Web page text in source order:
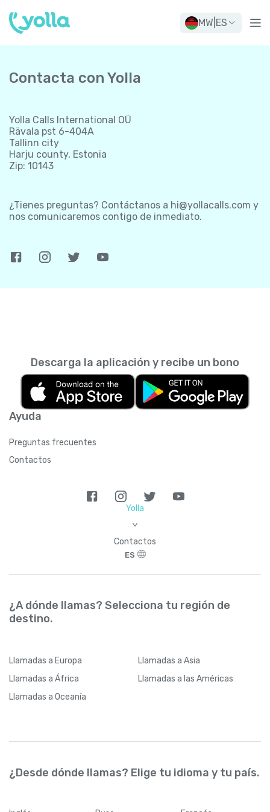
MW ES
Contacta con Yolla
Yolla Calls International OÜ
Rävala pst 6-404A
Tallinn city
Harju county, Estonia
Zip: 10143
¿Tienes preguntas? Contáctanos a hi@yollacalls.com y
nos comunicaremos contigo de inmediato.
Ayuda
Preguntas frecuentes
Contactos
Descarga la aplicación y recibe un bono
Yolla
>
Contactos
ES
¿A dónde llamas? Selecciona tu región de
destino.
Llamadas a Europa Llamadas a Asia
Llamadas a África Llamadas a las Américas
Llamadas a Oceanía
¿Desde dónde llamas? Elige tu idioma y tu país.